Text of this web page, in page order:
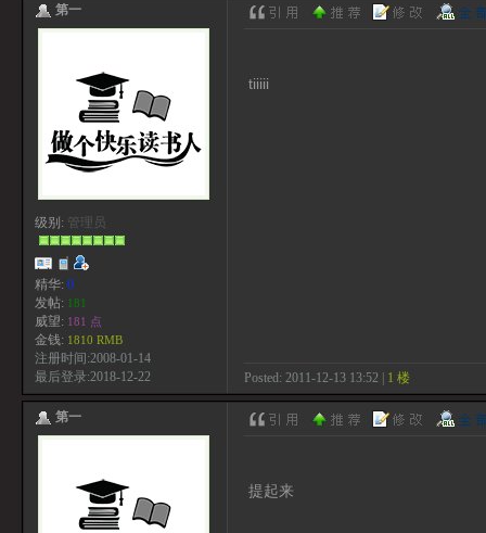
第一
级别: 管理员
精华: 0
发帖: 181
威望: 181 点
金钱: 1810 RMB
注册时间:2008-01-14
最后登录:2018-12-22
tiiiii
Posted: 2011-12-13 13:52 | 1 楼
第一
提起来